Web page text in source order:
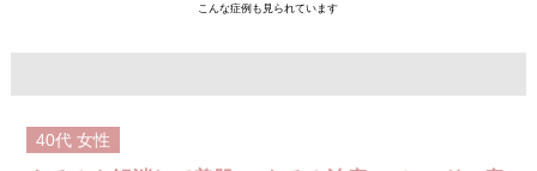
こんな症例も見られています
40代 女性